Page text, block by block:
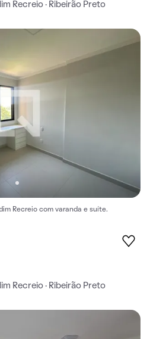
Recreio · Ribeirão Preto
Recreio com varanda e suíte.
Recreio · Ribeirão Preto